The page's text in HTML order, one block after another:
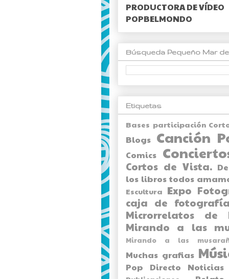
PRODUCTORA DE VÍDEO
POPBELMONDO
Búsqueda Pequeño Mar
Etiquetas
Bases participación
Blogs Canción
Comics
Cortos de Vista.
los libros todos
Escultura Expo
caja de
Microrrelatos de
Mirando a las
Mirando a las
Muchas grafias
Pop Directo Noticias